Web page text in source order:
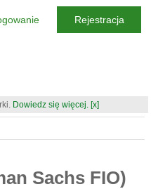
Dowiedz się więcej. [x]
Sachs FIO)
Rejestracja